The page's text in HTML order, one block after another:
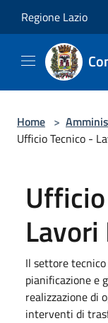
Regione Lazio
Home >
Ufficio Tecnico -
Il settore
pianificazione e
realizzazione di
interventi di